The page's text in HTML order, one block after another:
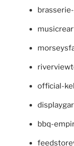
official-
bbq-